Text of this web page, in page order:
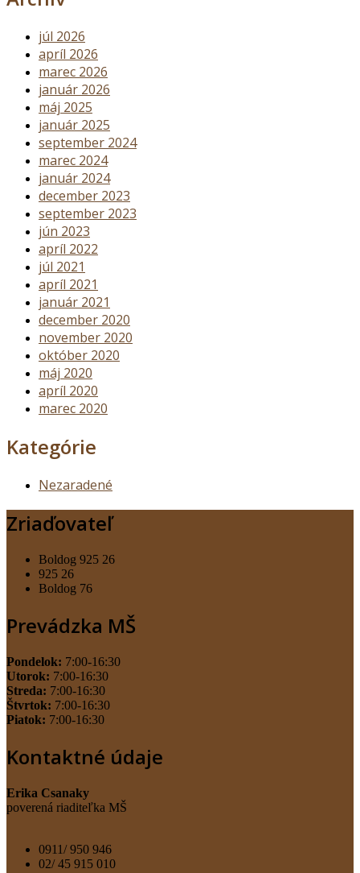
júl 2026
apríl 2026
marec 2026
január 2026
máj 2025
január 2025
september 2024
marec 2024
január 2024
december 2023
september 2023
jún 2023
apríl 2022
júl 2021
apríl 2021
január 2021
december 2020
november 2020
október 2020
máj 2020
apríl 2020
marec 2020
Kategórie
Nezaradené
Zriaďovateľ
Boldog 925 26
925 26
Boldog 76
Prevádzka MŠ
Pondelok: 7:00-16:30
Utorok: 7:00-16:30
Streda: 7:00-16:30
Štvrtok: 7:00-16:30
Piatok: 7:00-16:30
Kontaktné údaje
Erika Csanaky
poverená riaditeľka MŠ
0911/ 950 946
02/ 45 915 010